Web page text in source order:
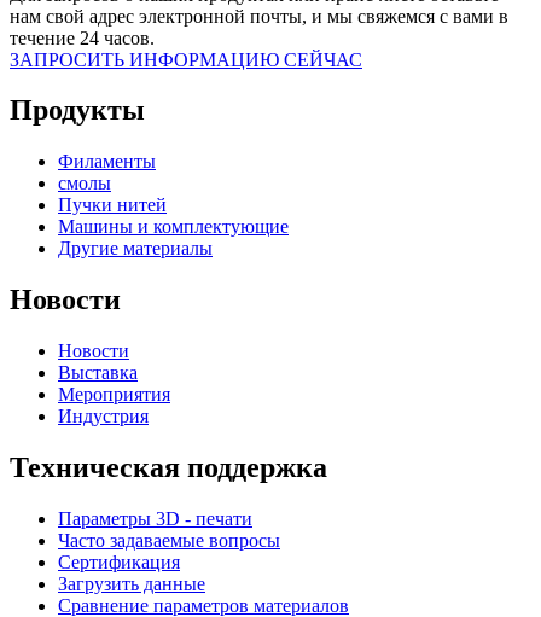
нам свой адрес электронной почты, и мы свяжемся с вами в
течение 24 часов.
ЗАПРОСИТЬ ИНФОРМАЦИЮ СЕЙЧАС
Продукты
Филаменты
смолы
Пучки нитей
Машины и комплектующие
Другие материалы
Новости
Новости
Выставка
Мероприятия
Индустрия
Техническая поддержка
Параметры 3D - печати
Часто задаваемые вопросы
Сертификация
Загрузить данные
Сравнение параметров материалов